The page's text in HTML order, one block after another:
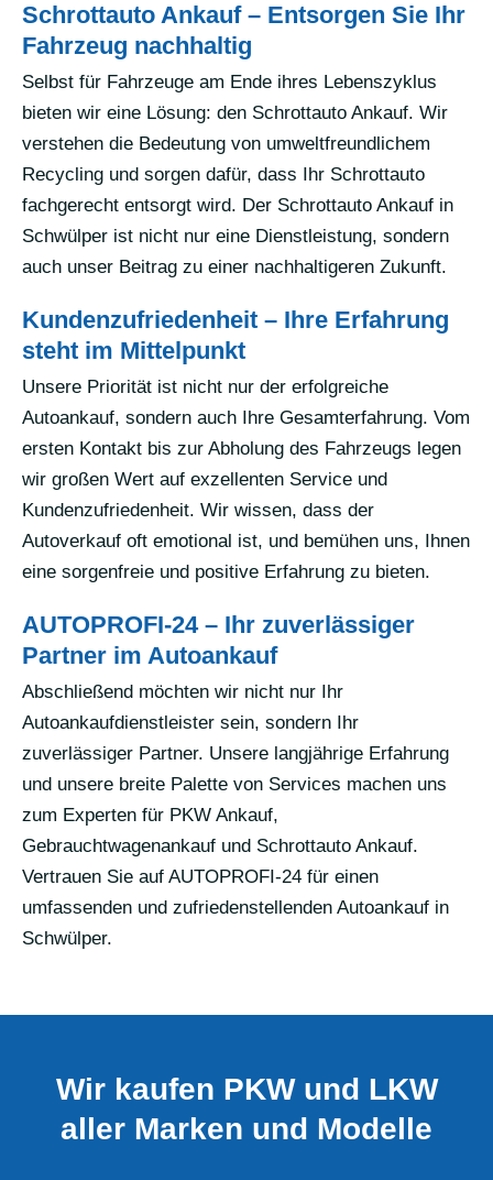
Schrottauto Ankauf – Entsorgen Sie Ihr
Fahrzeug nachhaltig
Selbst für Fahrzeuge am Ende ihres Lebenszyklus
bieten wir eine Lösung: den Schrottauto Ankauf. Wir
verstehen die Bedeutung von umweltfreundlichem
Recycling und sorgen dafür, dass Ihr Schrottauto
fachgerecht entsorgt wird. Der Schrottauto Ankauf in
Schwülper ist nicht nur eine Dienstleistung, sondern
auch unser Beitrag zu einer nachhaltigeren Zukunft.
Kundenzufriedenheit – Ihre Erfahrung
steht im Mittelpunkt
Unsere Priorität ist nicht nur der erfolgreiche
Autoankauf, sondern auch Ihre Gesamterfahrung. Vom
ersten Kontakt bis zur Abholung des Fahrzeugs legen
wir großen Wert auf exzellenten Service und
Kundenzufriedenheit. Wir wissen, dass der
Autoverkauf oft emotional ist, und bemühen uns, Ihnen
eine sorgenfreie und positive Erfahrung zu bieten.
AUTOPROFI-24 – Ihr zuverlässiger
Partner im Autoankauf
Abschließend möchten wir nicht nur Ihr
Autoankaufdienstleister sein, sondern Ihr
zuverlässiger Partner. Unsere langjährige Erfahrung
und unsere breite Palette von Services machen uns
zum Experten für PKW Ankauf,
Gebrauchtwagenankauf und Schrottauto Ankauf.
Vertrauen Sie auf AUTOPROFI-24 für einen
umfassenden und zufriedenstellenden Autoankauf in
Schwülper.
Wir kaufen PKW und LKW
aller Marken und Modelle